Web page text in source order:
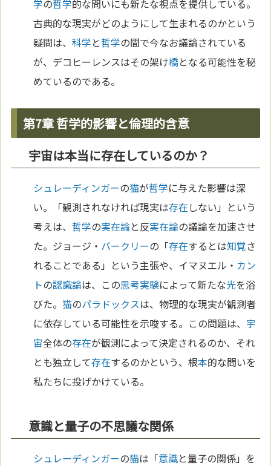
学の哲学的な問いにも新たな視点を提供している。
古典的な現実がどのようにして生まれるのかという
疑問は、科学と哲学の間で今なお議論されている
が、デコヒーレンスはその架け橋となる可能性を秘
めているのである。
第7章 哲学的影響と倫理的含意
宇宙は本当に存在しているのか？
シュレーディンガーの猫が哲学に与えた影響は深
い。「観測されなければ現実は存在しない」という
考えは、 哲学の実在論と反実在論の議論を加速させ
た。ジョージ・ バークリーの「存在するとは知覚さ
れることである」という主張や、イマヌエル・ カン
トの認識論は、この思考実験によって新たな光を浴
びた。 猫のパラドックスは、物理的な現実が観測者
に依存している可能性を示唆する。この問題は、 宇
宙全体の存在が観測によって決定されるのか、それ
とも独立して存在するのかという、根本的な問いを
私たちに投げかけている。
意識と量子の不思議な関係
シュレーディンガーの猫は「意識と量子の関係」を